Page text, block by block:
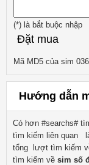
(*) là bắt buộc nhập
Đặt mua
Mã MD5 của sim
Hướng dẫn
Có hơn #searchs#
tìm kiếm liên quan
tổng lượt tìm kiếm
tìm kiếm về sim số